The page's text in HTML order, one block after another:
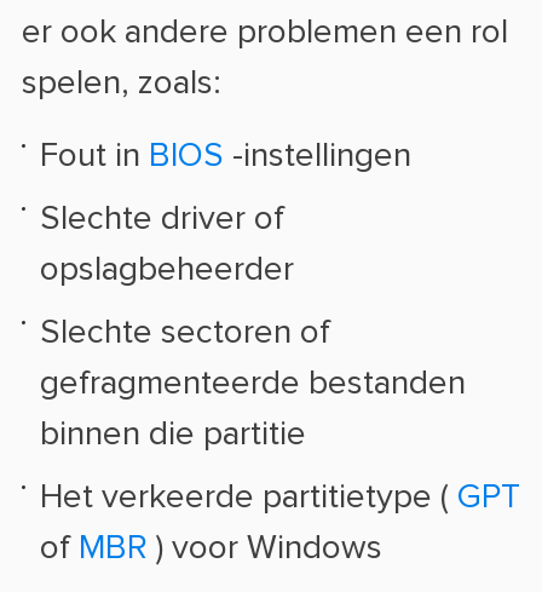
er ook andere problemen een rol
spelen, zoals:
Fout in BIOS -instellingen
Slechte driver of
opslagbeheerder
Slechte sectoren of
gefragmenteerde bestanden
binnen die partitie
Het verkeerde partitietype ( GPT
of MBR ) voor Windows